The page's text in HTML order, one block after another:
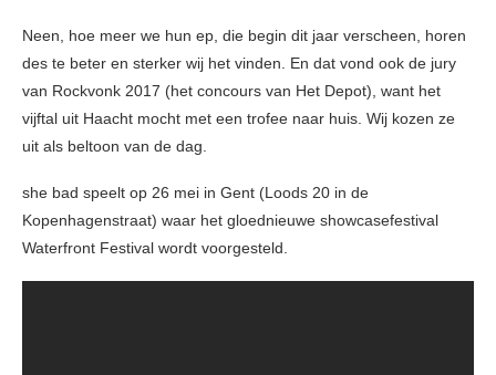
Neen, hoe meer we hun ep, die begin dit jaar verscheen, horen
des te beter en sterker wij het vinden. En dat vond ook de jury
van Rockvonk 2017 (het concours van Het Depot), want het
vijftal uit Haacht mocht met een trofee naar huis. Wij kozen ze
uit als beltoon van de dag.
she bad speelt op 26 mei in Gent (Loods 20 in de
Kopenhagenstraat) waar het gloednieuwe showcasefestival
Waterfront Festival wordt voorgesteld.